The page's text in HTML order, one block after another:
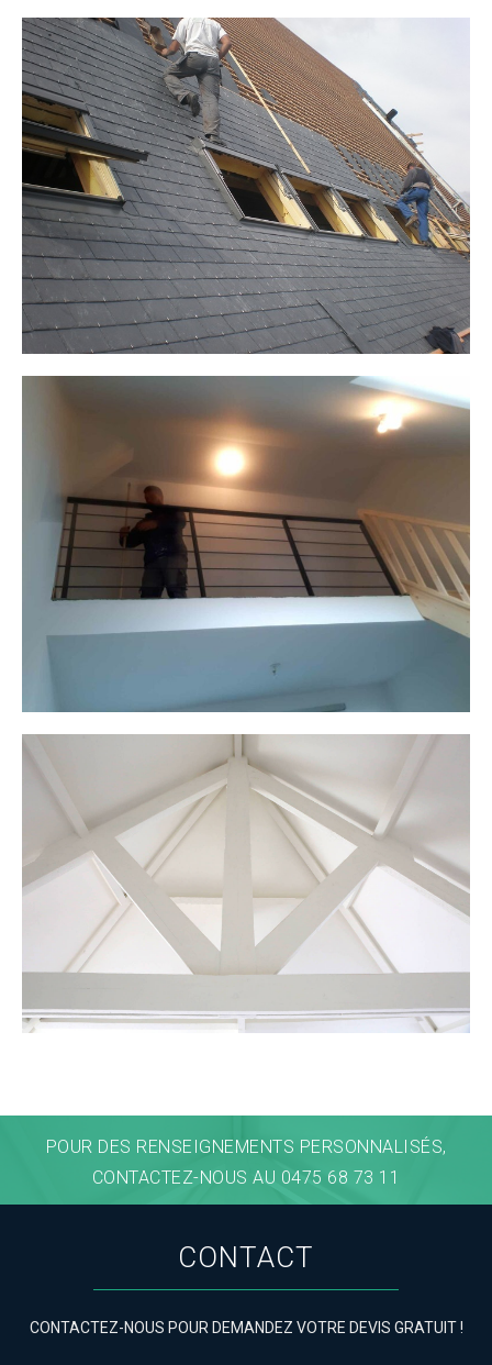
POUR DES RENSEIGNEMENTS PERSONNALISÉS,
CONTACTEZ-NOUS AU 0475 68 73 11
CONTACT
CONTACTEZ-NOUS POUR DEMANDEZ VOTRE DEVIS GRATUIT !